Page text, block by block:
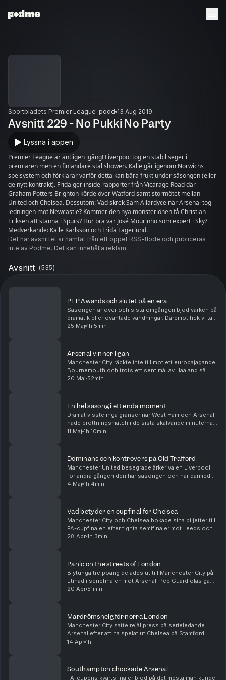
Sportbladets Premier League-podd 13 Aug 2019
Avsnitt 229 - No Pukki No Party
Lyssna i appen
Premier League är äntligen igång! Liverpool tog en stabil seger i
premiären men en finländare stal showen. Kalle går igenom Norwichs
spelsystem och förklarar varför detta kan bära frukt under säsongen (eller
ge nytt kontrakt). Frida ger inside-rapporter från Vicarage Road där
Graham Potters Brighton körde över Watford samt stormötet mellan
United och Chelsea. Dessutom: Vad skrek Sam Allardyce när Arsenal tog
ledningen mot Newcastle? Kommer den nya monsterlönen få Christian
Eriksen att stanna i Spurs? Hur bra var José Mourinho som expert i Sky?
Medverkande: Kalle Karlsson och Frida Fagerlund.
Det här avsnittet är hämtat från ett öppet RSS-flöde och publiceras
inte av Podme. Det kan innehålla reklam.
Avsnitt (535)
PLP Awards och slutet på en era
Säsongen är över och sista omgången bjöd varken på
dramatik eller oväntade vändningar. Däremot fick vi ta
avsked av några riktiga ikoner. Vi tar ut säsongens
25 Maj 1h 5min
Arsenal vinner ligan
Manchester City räckte inte till mot ett europajagande
Bournemouth och trots ett sent mål av Haaland så
kunde Arsenal titulera sig ligavinnare med en omgång
20 Maj 52min
En hel säsong i ett enda moment
Dramat visste inga gränser när West Ham och Arsenal
hade brottningsmatch i de sista skälvande minuterna
av söndagens drabbning. För Arsenal fanns en titel
11 Maj 1h 10min
Dominans och kontrovers på Old Trafford
Manchester United besegrade ärkerivalen Liverpool
för andra gången den här säsongen och har därmed
matematiskt säkrat sin medverkan i nästa säsongs
4 Maj 1h 4min
Vad betyder en cupfinal för Chelsea
Manchester City och Chelsea bokade sina biljetter till
FA-cupfinalen efter tighta semifinaler mot Leeds och
Southampton respektive. Vi pratar tränarbyten och
28 Apr 1h 3min
Panic on the streets of London
Blytunga tre poäng delades ut till Manchester City på
Etihad i seriefinalen mot Arsenal. Pep Guardiolas gäng
har därmed hämtat upp Arsenals försprång och får nu
20 Apr 51min
Mardrömshelg för norra London
Manchester City satte rejäl press på serieledande
Arsenal efter att ha spelat ut Chelsea på Stamford
Bridge dagen efter Arsenal gått på pumpen hemma
14 Apr 1h
Southampton chockade Arsenal
FA-cupens kvartsfinaler bjöd på det mesta man kunde